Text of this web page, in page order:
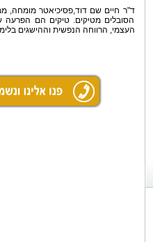
ד"ר חיים שם דוד,פסיכיאטר מומחה,
הסובלים מטיקים. טיקים הם הפרעה
העצמי, הרווחה הנפשית וההישגים